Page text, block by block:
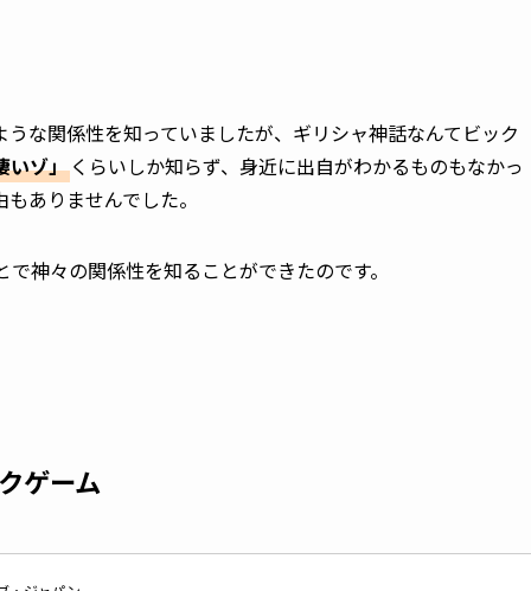
な関係性を知っていましたが、ギリシャ神話なんてビック
いゾ」 くらいしか知らず、身近に出自がわかるものもなかっ
ありませんでした。
神々の関係性を知ることができたのです。
ゲーム